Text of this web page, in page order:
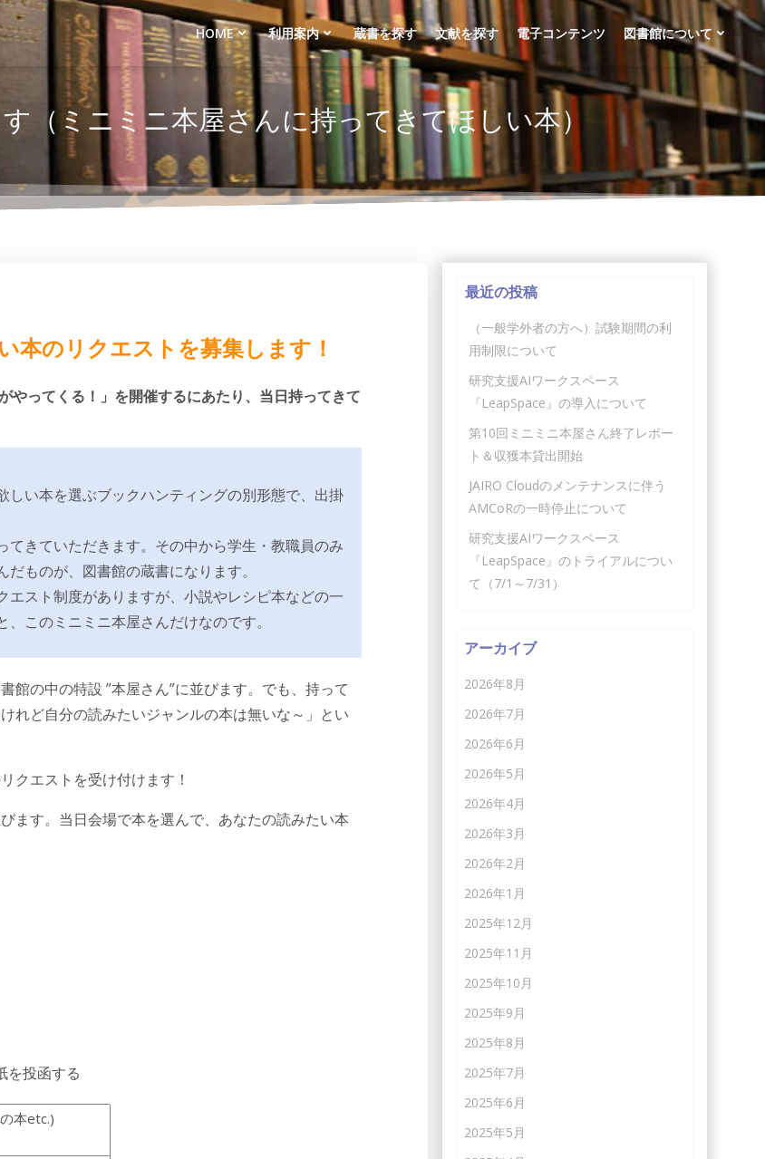
HOME 利用案内 蔵書を探す 文献を探す 電子コンテンツ 図書館について
（ミニミニ本屋さんに持ってきてほしい本）
本のリクエストを募集します！
やってくる！」を開催するにあたり、当日持ってきて
い本を選ぶブックハンティングの別形態で、出掛
きていただきます。その中から学生・教職員のみ
ものが、図書館の蔵書になります。
スト制度がありますが、小説やレシピ本などの一
このミニミニ本屋さんだけなのです。
の中の特設 ”本屋さん”に並びます。でも、持って
れど自分の読みたいジャンルの本は無いな～」とい
クエストを受け付けます！
ます。当日会場で本を選んで、あなたの読みたい本
を投函する
本etc.)
最近の投稿
（一般学外者の方へ）試験期間の利
用制限について
研究支援AIワークスペース
『LeapSpace』の導入について
第10回ミニミニ本屋さん終了レポー
ト＆収獲本貸出開始
JAIRO Cloudのメンテナンスに伴う
AMCoRの一時停止について
研究支援AIワークスペース
『LeapSpace』のトライアルについ
て（7/1～7/31）
アーカイブ
2026年8月
2026年7月
2026年6月
2026年5月
2026年4月
2026年3月
2026年2月
2026年1月
2025年12月
2025年11月
2025年10月
2025年9月
2025年8月
2025年7月
2025年6月
2025年5月